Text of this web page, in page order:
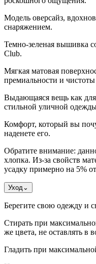
Модель оверсайз,
снаряжением.
Темно-зеленая вышивка
Club.
Мягкая матовая
премиальности и чистоты
Выдающаяся вещь как для
стильной уличной
Комфорт, который вы
наденете его.
Обратите внимание:
хлопка. Из-за свойств
усадку примерно на 5%
Уход⌄
Берегите свою одежду и
Стирать при
же цвета, не оставлять в
Гладить при